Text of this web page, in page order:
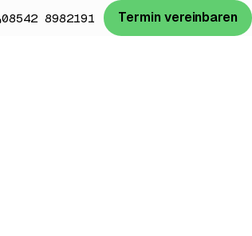
08542 8982191 Termin vereinbaren